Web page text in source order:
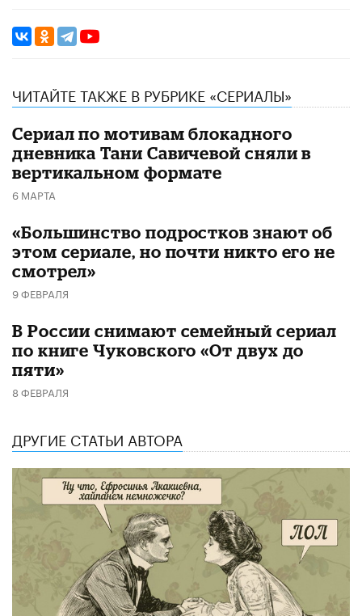
ЧИТАЙТЕ ТАКЖЕ В РУБРИКЕ «СЕРИАЛЫ»
Сериал по мотивам блокадного
дневника Тани Савичевой сняли в
вертикальном формате
6 МАРТА
«Большинство подростков знают об
этом сериале, но почти никто его не
смотрел»
9 ФЕВРАЛЯ
В России снимают семейный сериал
по книге Чуковского «От двух до
пяти»
8 ФЕВРАЛЯ
ДРУГИЕ СТАТЬИ АВТОРА